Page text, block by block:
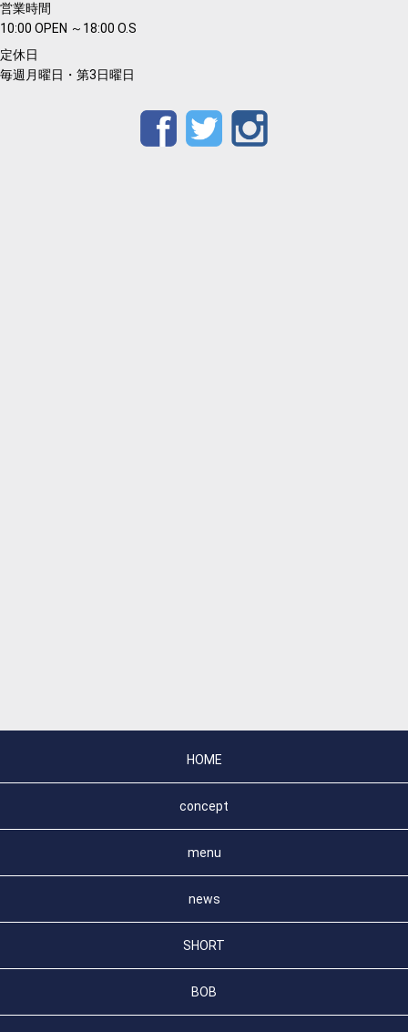
営業時間
10:00 OPEN ～18:00 O.S
定休日
毎週月曜日・第3日曜日
FacebookTwitter
HOME
concept
menu
news
SHORT
BOB